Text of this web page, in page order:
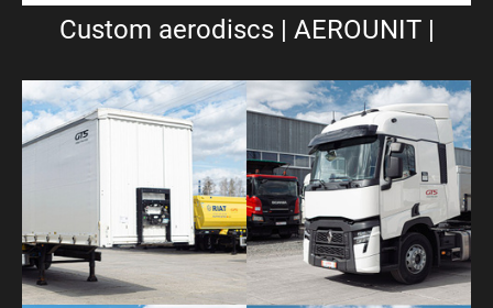
Custom aerodiscs | AEROUNIT |